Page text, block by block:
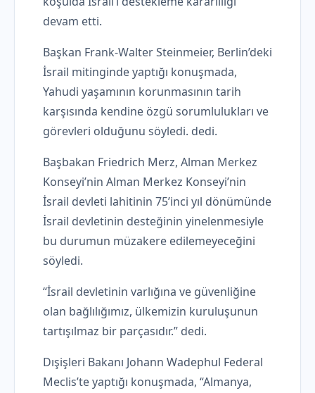
devam etti.
Başkan Frank-Walter Steinmeier, Berlin’deki
İsrail mitinginde yaptığı konuşmada,
Yahudi yaşamının korunmasının tarih
karşısında kendine özgü sorumlulukları ve
görevleri olduğunu söyledi. dedi.
Başbakan Friedrich Merz, Alman Merkez
Konseyi’nin Alman Merkez Konseyi’nin
İsrail devleti lahitinin 75’inci yıl dönümünde
İsrail devletinin desteğinin yinelenmesiyle
bu durumun müzakere edilemeyeceğini
söyledi.
“İsrail devletinin varlığına ve güvenliğine
olan bağlılığımız, ülkemizin kuruluşunun
tartışılmaz bir parçasıdır.” dedi.
Dışişleri Bakanı Johann Wadephul Federal
Meclis’te yaptığı konuşmada, “Almanya,